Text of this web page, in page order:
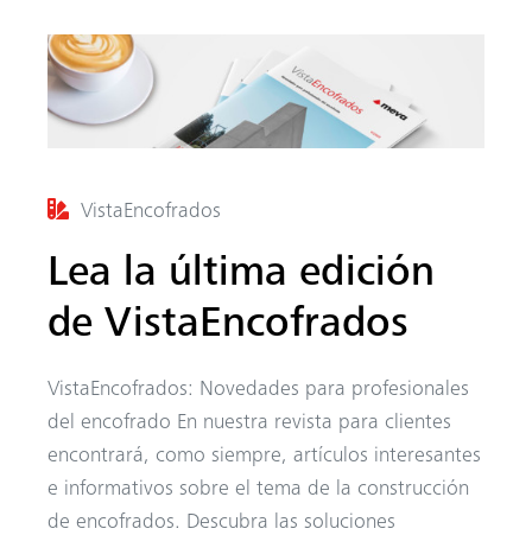
VistaEncofrados
Lea la última edición
de VistaEncofrados
VistaEncofrados: Novedades para profesionales
del encofrado En nuestra revista para clientes
encontrará, como siempre, artículos interesantes
e informativos sobre el tema de la construcción
de encofrados. Descubra las soluciones